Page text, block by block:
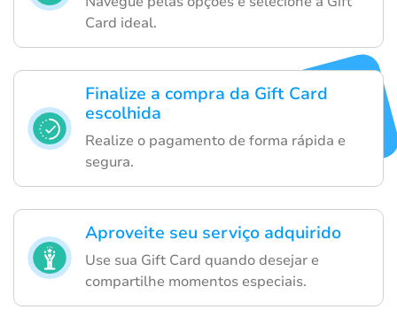
Card ideal.
Finalize a compra da Gift Card
escolhida
Realize o pagamento de forma rápida e
segura.
Aproveite seu serviço adquirido
Use sua Gift Card quando desejar e
compartilhe momentos especiais.